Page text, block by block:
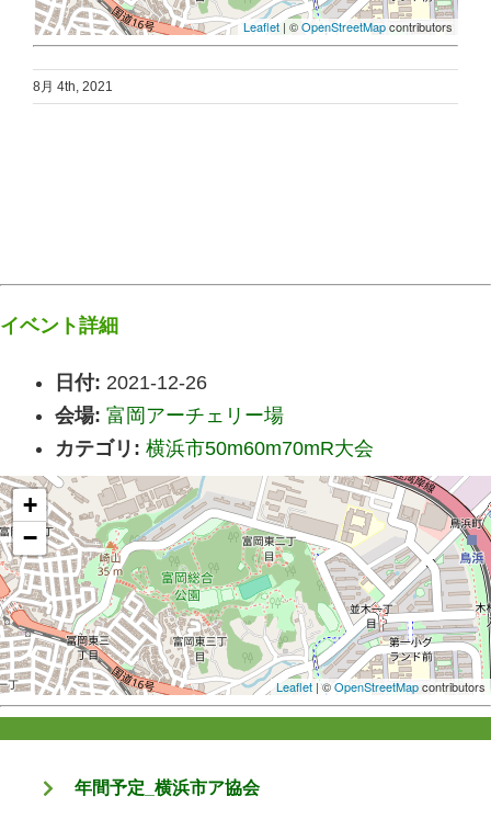
Leaflet | ©OpenStreetMapcontributors
8月 4th, 2021
イベント詳細
日付: 2021-12-26
会場: 富岡アーチェリー場
カテゴリ: 横浜市50m60m70mR大会
+
−
Leaflet | ©OpenStreetMapcontributors
年間予定_横浜市ア協会